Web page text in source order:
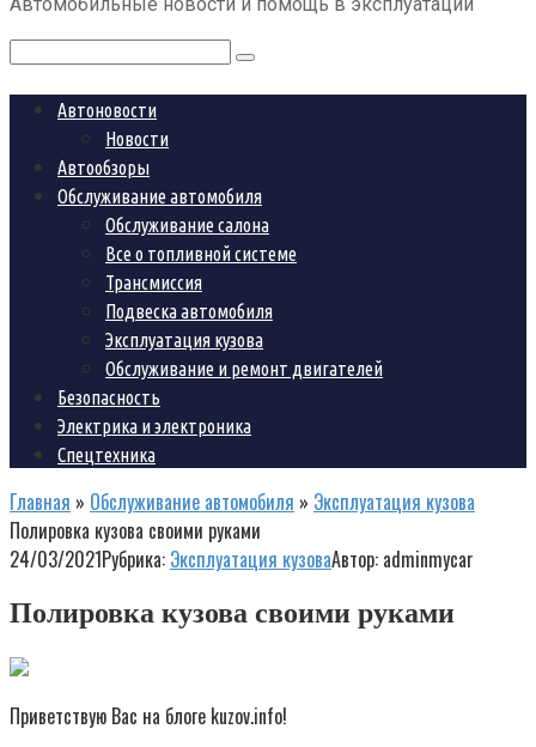
Поиск:
Автоновости
Новости
Автообзоры
Обслуживание автомобиля
Обслуживание салона
Все о топливной системе
Трансмиссия
Подвеска автомобиля
Эксплуатация кузова
Обслуживание и ремонт двигателей
Безопасность
Электрика и электроника
Спецтехника
Главная » Обслуживание автомобиля » Эксплуатация кузова
Полировка кузова своими руками
24/03/2021Рубрика: Эксплуатация кузоваАвтор: adminmycar
Полировка кузова своими руками
При­вет­ствую Вас на бло­ге kuzov.info!